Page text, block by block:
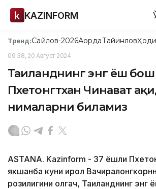
KAZINFORM
Тренд:Сайлов-2026АқордаТайинлов
09:38, 20 Август 2024
Таиланднинг энг ёш бош
Пхетонгтхан Чинават
нималарни биламиз
ASTANA. Kazinform - 37 ёшли
якшанба куни қирол
розилигини олгач, Таиланднинг энг